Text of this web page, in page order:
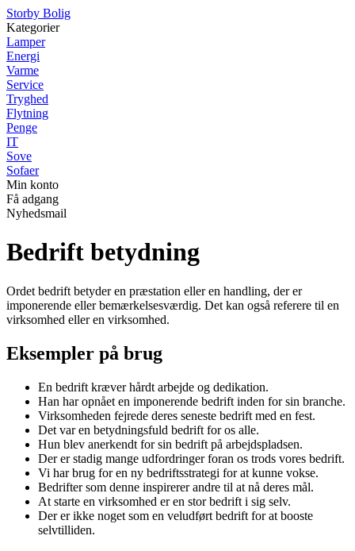
Storby Bolig
Kategorier
Lamper
Energi
Varme
Service
Tryghed
Flytning
Penge
IT
Sove
Sofaer
Min konto
Få adgang
Nyhedsmail
Bedrift betydning
Ordet bedrift betyder en præstation eller en handling, der er
imponerende eller bemærkelsesværdig. Det kan også referere til en
virksomhed eller en virksomhed.
Eksempler på brug
En bedrift kræver hårdt arbejde og dedikation.
Han har opnået en imponerende bedrift inden for sin branche.
Virksomheden fejrede deres seneste bedrift med en fest.
Det var en betydningsfuld bedrift for os alle.
Hun blev anerkendt for sin bedrift på arbejdspladsen.
Der er stadig mange udfordringer foran os trods vores bedrift.
Vi har brug for en ny bedriftsstrategi for at kunne vokse.
Bedrifter som denne inspirerer andre til at nå deres mål.
At starte en virksomhed er en stor bedrift i sig selv.
Der er ikke noget som en veludført bedrift for at booste
selvtilliden.